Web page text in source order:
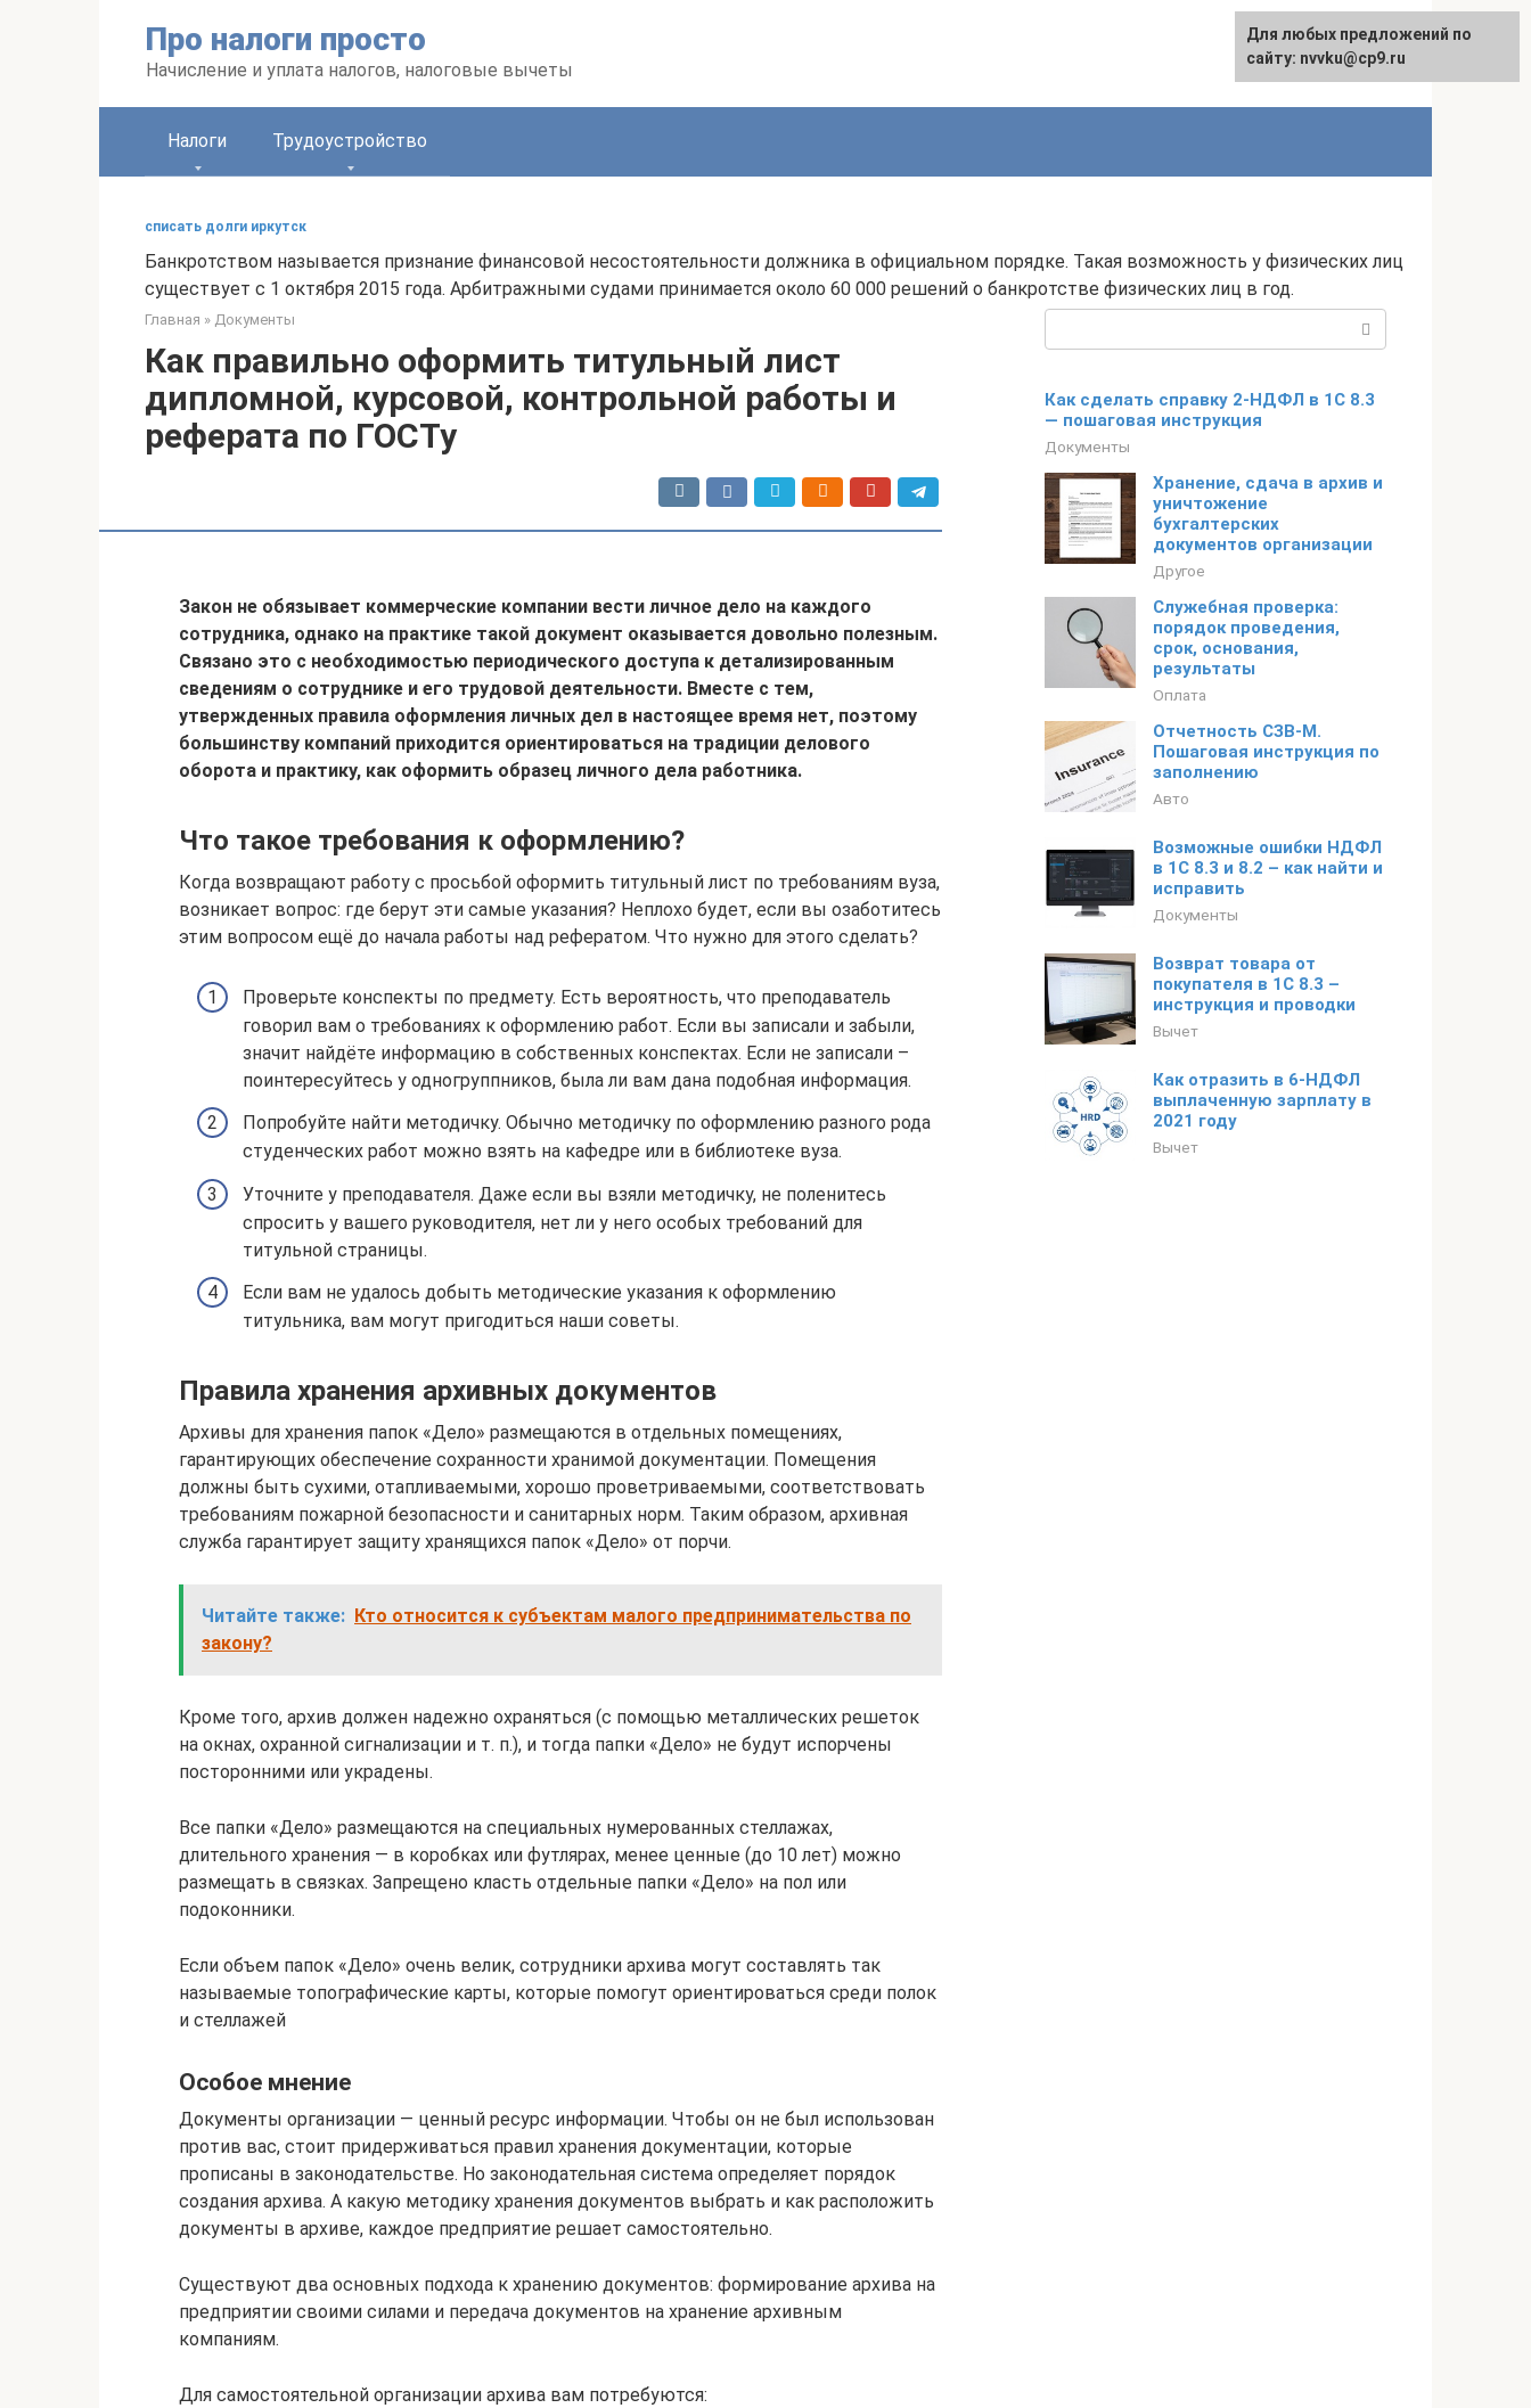
Про налоги просто
Начисление и уплата налогов, налоговые вычеты
English
Налоги Трудоустройство
списать долги иркутск
Банкротством называется признание финансовой несостоятельности должника в официальном порядке. Такая возможность у физических лиц
существует с 1 октября 2015 года. Арбитражными судами принимается около 60 000 решений о банкротстве физических лиц в год.
Главная » Документы
Как правильно оформить титульный лист
дипломной, курсовой, контрольной работы и
реферата по ГОСТу
Закон не обязывает коммерческие компании вести личное дело на каждого
сотрудника, однако на практике такой документ оказывается довольно полезным.
Связано это с необходимостью периодического доступа к детализированным
сведениям о сотруднике и его трудовой деятельности. Вместе с тем,
утвержденных правила оформления личных дел в настоящее время нет, поэтому
большинству компаний приходится ориентироваться на традиции делового
оборота и практику, как оформить образец личного дела работника.
Что такое требования к оформлению?
Когда возвращают работу с просьбой оформить титульный лист по требованиям вуза,
возникает вопрос: где берут эти самые указания? Неплохо будет, если вы озаботитесь
этим вопросом ещё до начала работы над рефератом. Что нужно для этого сделать?
Проверьте конспекты по предмету. Есть вероятность, что преподаватель
говорил вам о требованиях к оформлению работ. Если вы записали и забыли,
значит найдёте информацию в собственных конспектах. Если не записали –
поинтересуйтесь у одногруппников, была ли вам дана подобная информация.
Попробуйте найти методичку. Обычно методичку по оформлению разного рода
студенческих работ можно взять на кафедре или в библиотеке вуза.
Уточните у преподавателя. Даже если вы взяли методичку, не поленитесь
спросить у вашего руководителя, нет ли у него особых требований для
титульной страницы.
Если вам не удалось добыть методические указания к оформлению
титульника, вам могут пригодиться наши советы.
Правила хранения архивных документов
Архивы для хранения папок «Дело» размещаются в отдельных помещениях,
гарантирующих обеспечение сохранности хранимой документации. Помещения
должны быть сухими, отапливаемыми, хорошо проветриваемыми, соответствовать
требованиям пожарной безопасности и санитарных норм. Таким образом, архивная
служба гарантирует защиту хранящихся папок «Дело» от порчи.
Читайте также: Кто относится к субъектам малого предпринимательства по
закону?
Кроме того, архив должен надежно охраняться (с помощью металлических решеток
на окнах, охранной сигнализации и т. п.), и тогда папки «Дело» не будут испорчены
посторонними или украдены.
Все папки «Дело» размещаются на специальных нумерованных стеллажах,
длительного хранения — в коробках или футлярах, менее ценные (до 10 лет) можно
размещать в связках. Запрещено класть отдельные папки «Дело» на пол или
подоконники.
Если объем папок «Дело» очень велик, сотрудники архива могут составлять так
называемые топографические карты, которые помогут ориентироваться среди полок
и стеллажей
Особое мнение
Документы организации — ценный ресурс информации. Чтобы он не был использован
против вас, стоит придерживаться правил хранения документации, которые
прописаны в законодательстве. Но законодательная система определяет порядок
создания архива. А какую методику хранения документов выбрать и как расположить
документы в архиве, каждое предприятие решает самостоятельно.
Существуют два основных подхода к хранению документов: формирование архива на
предприятии своими силами и передача документов на хранение архивным
компаниям.
Для самостоятельной организации архива вам потребуются:
Как сделать справку 2-НДФЛ в 1С 8.3
— пошаговая инструкция
Документы
Хранение, сдача в архив и
уничтожение
бухгалтерских
документов организации
Другое
Служебная проверка:
порядок проведения,
срок, основания,
результаты
Оплата
Отчетность СЗВ-М.
Пошаговая инструкция по
заполнению
Авто
Возможные ошибки НДФЛ
в 1С 8.3 и 8.2 – как найти и
исправить
Документы
Возврат товара от
покупателя в 1С 8.3 –
инструкция и проводки
Вычет
Как отразить в 6-НДФЛ
выплаченную зарплату в
2021 году
Вычет
Для любых предложений по
сайту: nvvku@cp9.ru